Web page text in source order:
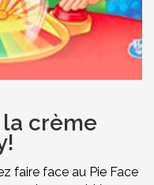
la crème
faire face au Pie Face